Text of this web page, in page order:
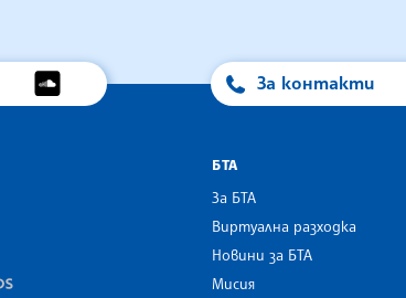
За контакти
MINDS Media Innovation Network
БТА
За БТА
Виртуална разходка
Новини за БТА
Мисия